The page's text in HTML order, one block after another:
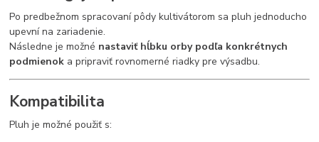
Po predbežnom spracovaní pôdy kultivátorom sa pluh jednoducho
upevní na zariadenie.
Následne je možné nastaviť hĺbku orby podľa konkrétnych
podmienok a pripraviť rovnomerné riadky pre výsadbu.
Kompatibilita
Pluh je možné použiť s: